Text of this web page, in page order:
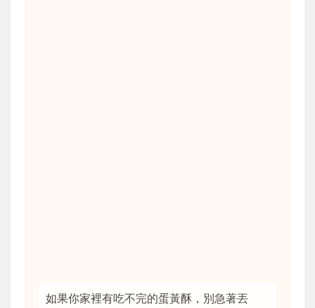
如果你家裡有吃不完的蛋黃酥，別急著丟